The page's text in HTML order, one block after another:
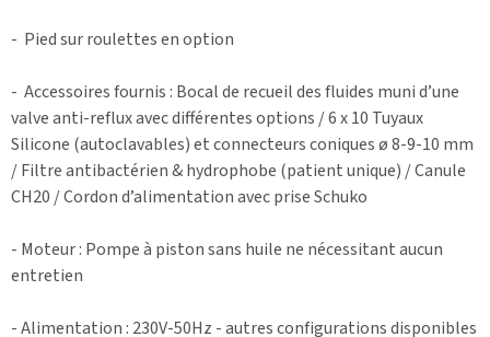
- Pied sur roulettes en option
- Accessoires fournis : Bocal de recueil des fluides muni d’une
valve anti-reflux avec différentes options / 6 x 10 Tuyaux
Silicone (autoclavables) et connecteurs coniques ø 8-9-10 mm
/ Filtre antibactérien & hydrophobe (patient unique) / Canule
CH20 / Cordon d’alimentation avec prise Schuko
- Moteur : Pompe à piston sans huile ne nécessitant aucun
entretien
- Alimentation : 230V-50Hz - autres configurations disponibles